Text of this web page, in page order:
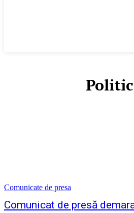
Comunicate de presa
Comunicat de presă